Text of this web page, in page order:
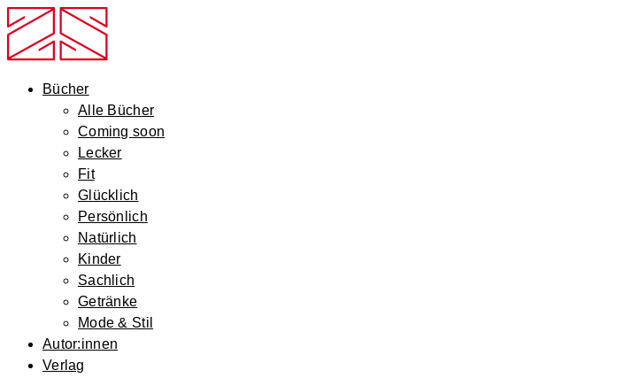
Bücher
Alle Bücher
Coming soon
Lecker
Fit
Glücklich
Persönlich
Natürlich
Kinder
Sachlich
Getränke
Mode & Stil
Autor:innen
Verlag